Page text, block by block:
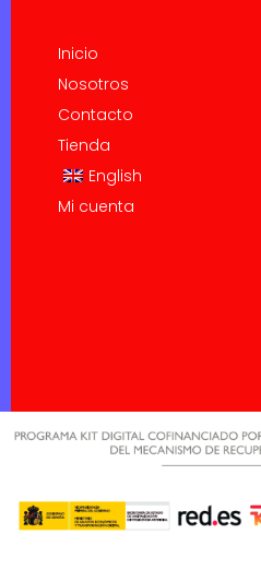
Inicio
Nosotros
Contacto
Tienda
English
Mi cuenta